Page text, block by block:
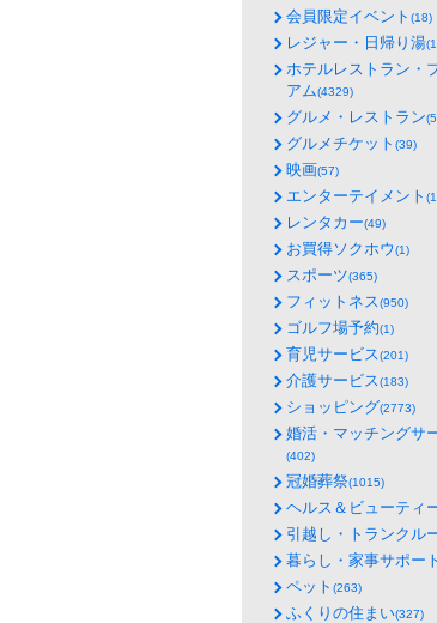
会員限定イベント (18)
レジャー・日帰り湯
ホテルレストラン・
アム(4329)
グルメ・レストラン
グルメチケット (39)
映画(57)
エンターテイメント
レンタカー(49)
お買得ソクホウ(1)
スポーツ(365)
フィットネス(950)
ゴルフ場予約(1)
育児サービス(201)
介護サービス(183)
ショッピング(2773)
婚活・マッチングサ
(402)
冠婚葬祭(1015)
ヘルス＆ビューティ
引越し・トランクル
暮らし・家事サポート
ペット (263)
ふくりの住まい(327)